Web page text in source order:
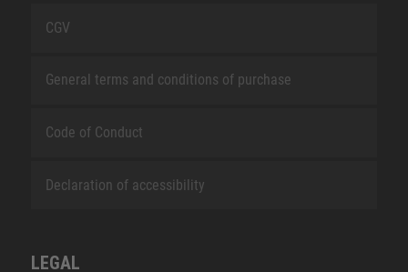
CGV
General terms and conditions of purchase
Code of Conduct
Declaration of accessibility
LEGAL